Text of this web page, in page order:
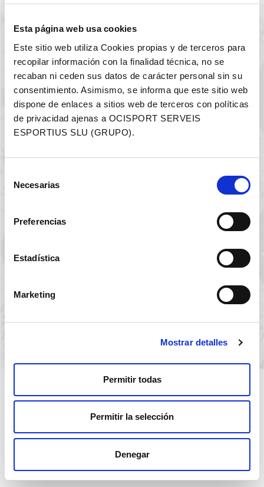
Esta página web usa cookies
Este sitio web utiliza Cookies propias y de terceros para
recopilar información con la finalidad técnica, no se
recaban ni ceden sus datos de carácter personal sin su
consentimiento. Asimismo, se informa que este sitio web
dispone de enlaces a sitios web de terceros con políticas
de privacidad ajenas a OCISPORT SERVEIS
ESPORTIUS SLU (GRUPO).
Necesarias
Preferencias
Estadística
Marketing
Mostrar detalles
Permitir todas
Permitir la selección
Denegar
BARCELONA 10K
10:30h – Sortida cursa VERTICAL
SALOMON
11:00h – Entrega de premis 10K (al acabar
la Vertical)
El GUARDA-ROBA
8:00h-12:00h